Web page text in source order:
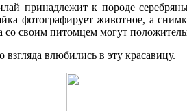
принадлежит к породе
фотографирует животное, а
своим питомцем могут
взгляда влюбились в эту красавицу.